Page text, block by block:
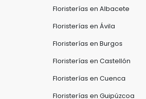
Floristerías en Albacete
Floristerías en Ávila
Floristerías en Burgos
Floristerías en Castellón
Floristerías en Cuenca
Floristerías en Guipúzcoa